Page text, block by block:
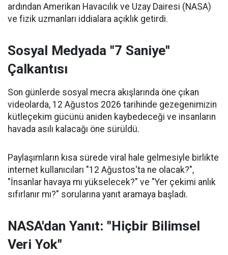
ardından Amerikan Havacılık ve Uzay Dairesi (NASA)
ve fizik uzmanları iddialara açıklık getirdi.
Sosyal Medyada "7 Saniye"
Çalkantısı
Son günlerde sosyal mecra akışlarında öne çıkan
videolarda, 12 Ağustos 2026 tarihinde gezegenimizin
kütleçekim gücünü aniden kaybedeceği ve insanların
havada asılı kalacağı öne sürüldü.
Paylaşımların kısa sürede viral hale gelmesiyle birlikte
internet kullanıcıları "12 Ağustos'ta ne olacak?",
"İnsanlar havaya mı yükselecek?" ve "Yer çekimi anlık
sıfırlanır mı?" sorularına yanıt aramaya başladı.
NASA'dan Yanıt: "Hiçbir Bilimsel
Veri Yok"